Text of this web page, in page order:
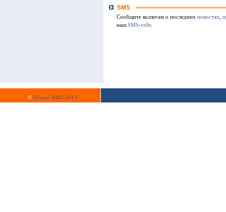
SMS
Сообщите коллегам о последних новостях
наш SMS-гейт.
© ITware 2000-2013